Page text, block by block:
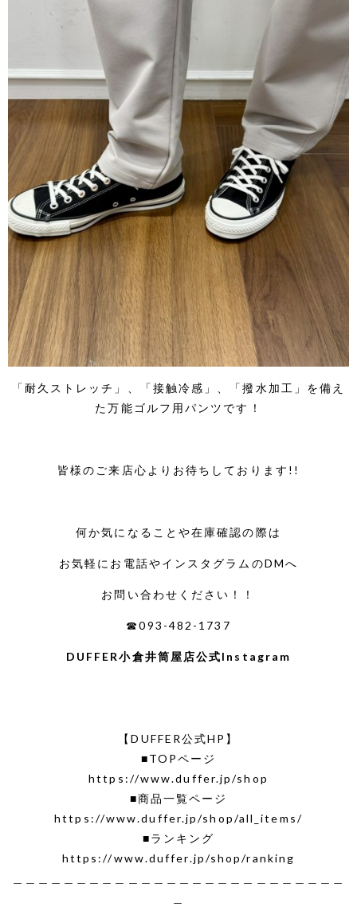
「耐久ストレッチ」、「接触冷感」、「撥水加工」を備え
た万能ゴルフ用パンツです！
皆様のご来店心よりお待ちしております!!
何か気になることや在庫確認の際は
お気軽にお電話やインスタグラムのDMへ
お問い合わせください！！
☎093-482-1737
DUFFER小倉井筒屋店公式Instagram
【DUFFER公式HP】
■TOPページ
https://www.duffer.jp/shop
■商品一覧ページ
https://www.duffer.jp/shop/all_items/
■ランキング
https://www.duffer.jp/shop/ranking